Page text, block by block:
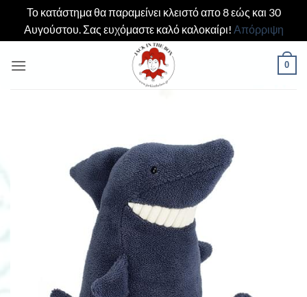
Το κατάστημα θα παραμείνει κλειστό απο 8 εώς και 30
Αυγούστου. Σας ευχόμαστε καλό καλοκαίρι! Απόρριψη
στο
0